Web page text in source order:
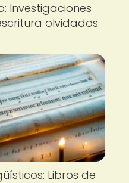
Investigaciones
olvidados
Libros de